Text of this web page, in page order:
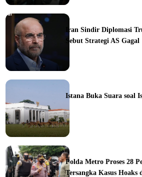
Iran Sindir Diplomasi
Sebut Strategi AS Gagal
Istana Buka Suara soal
Polda Metro Proses 28
Tersangka Kasus Hoaks